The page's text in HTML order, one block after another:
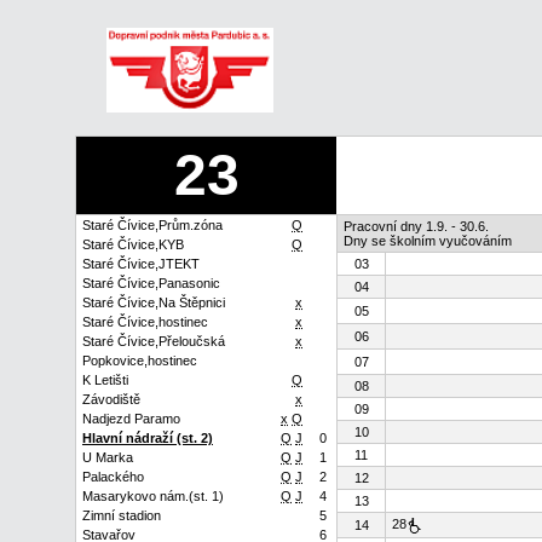
23
Staré Čívice,Prům.zóna
Q
Staré Čívice,KYB
Q
Staré Čívice,JTEKT
Staré Čívice,Panasonic
Staré Čívice,Na Štěpnici
x
Staré Čívice,hostinec
x
Staré Čívice,Přeloučská
x
Popkovice,hostinec
K Letišti
Q
Závodiště
x
Nadjezd Paramo
x Q
Hlavní nádraží (st. 2)
Q J
0
U Marka
Q J
1
Palackého
Q J
2
Masarykovo nám.(st. 1)
Q J
4
Zimní stadion
5
Stavařov
6
Pracovní dny 1.9. - 30.6.
Dny se školním vyučováním
03
04
05
06
07
08
09
10
11
12
13
14
28